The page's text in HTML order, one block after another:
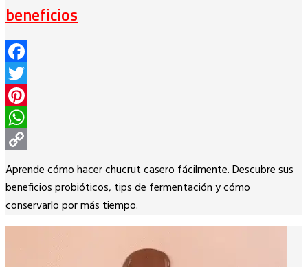
beneficios
Facebook
Twitter
Pinterest
WhatsApp
Copy
Link
Aprende cómo hacer chucrut casero fácilmente. Descubre sus
beneficios probióticos, tips de fermentación y cómo
conservarlo por más tiempo.